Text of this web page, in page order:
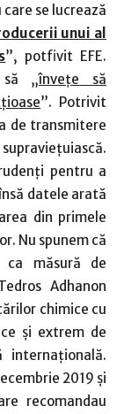
se lucrează
unui al
”, potfivit EFE.
să „înveţe să
”. Potrivit
de transmitere
pentru a
datele arată
din primele
Nu spunem că
măsură de
Adhanon
chimice cu
şi extrem de
internaţională.
2019 şi
recomandau